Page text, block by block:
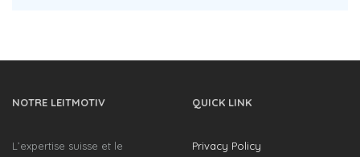
NOTRE LEITMOTIV
L’expertise suisse et le
QUICK LINK
Privacy Policy